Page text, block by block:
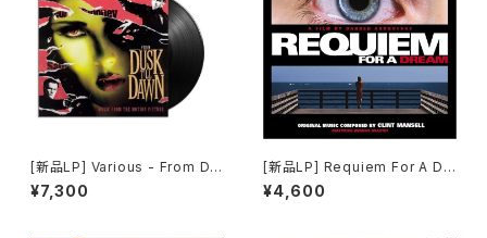
[新品LP] Various - From Du
sk Till Dawn (Music From
The Motion Picture) / フロ
¥7,300
[新品LP] Requiem For A Dr
eam / レクイエム・フォー・ドリ
ーム
¥4,600